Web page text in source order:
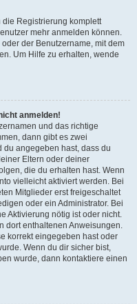
die Registrierung komplett
mehr anmelden können.
der Benutzername, mit dem
Um Hilfe zu erhalten, wende
anmelden!
und das richtige
dann gibt es zwei
du angegeben hast, dass du
Eltern oder deiner
die du erhalten hast. Wenn
vielleicht aktiviert werden. Bei
Mitglieder erst freigeschaltet
oder ein Administrator. Bei
Aktivierung nötig ist oder nicht.
dort enthaltenen Anweisungen.
korrekt eingegeben hast oder
Wenn du dir sicher bist,
wurde, dann kontaktiere einen